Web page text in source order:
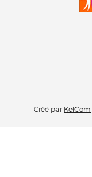
Créé par KelCom